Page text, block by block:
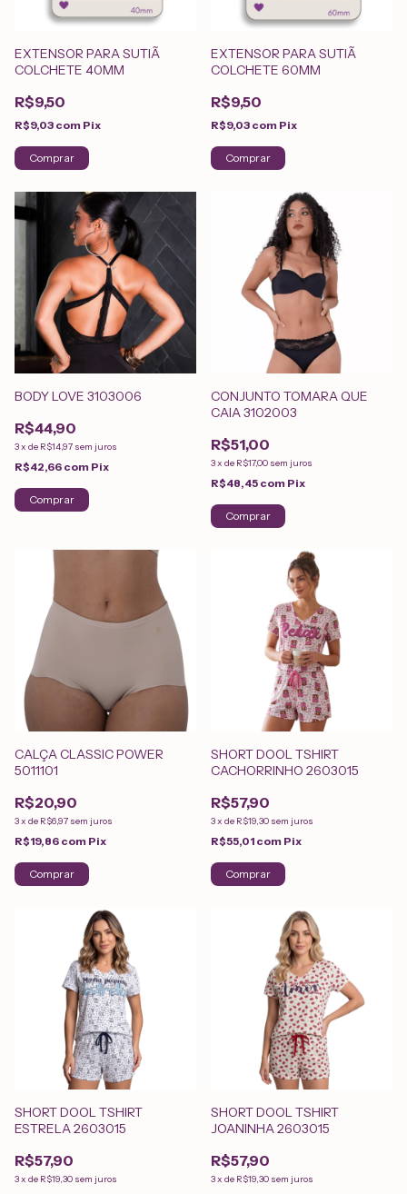
EXTENSOR PARA SUTIÃ
COLCHETE 40MM
R$9,50
R$9,03 com Pix
Comprar
EXTENSOR PARA SUTIÃ
COLCHETE 60MM
R$9,50
R$9,03 com Pix
Comprar
BODY LOVE 3103006
R$44,90
3x de R$14,97 sem juros
R$42,66 com Pix
Comprar
CONJUNTO TOMARA QUE
CAIA 3102003
R$51,00
3x de R$17,00 sem juros
R$48,45 com Pix
Comprar
CALÇA CLASSIC POWER
5011101
R$20,90
3x de R$6,97 sem juros
R$19,86 com Pix
Comprar
SHORT DOOL TSHIRT
CACHORRINHO 2603015
R$57,90
3x de R$19,30 sem juros
R$55,01 com Pix
Comprar
SHORT DOOL TSHIRT
ESTRELA 2603015
R$57,90
3x de R$19,30 sem juros
SHORT DOOL TSHIRT
JOANINHA 2603015
R$57,90
3x de R$19,30 sem juros